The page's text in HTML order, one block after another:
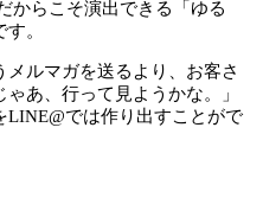
からこそ演出できる「ゆる
。
ルマガを送るより、お客さ
あ、行って見ようかな。」
LINE@では作り出すことがで